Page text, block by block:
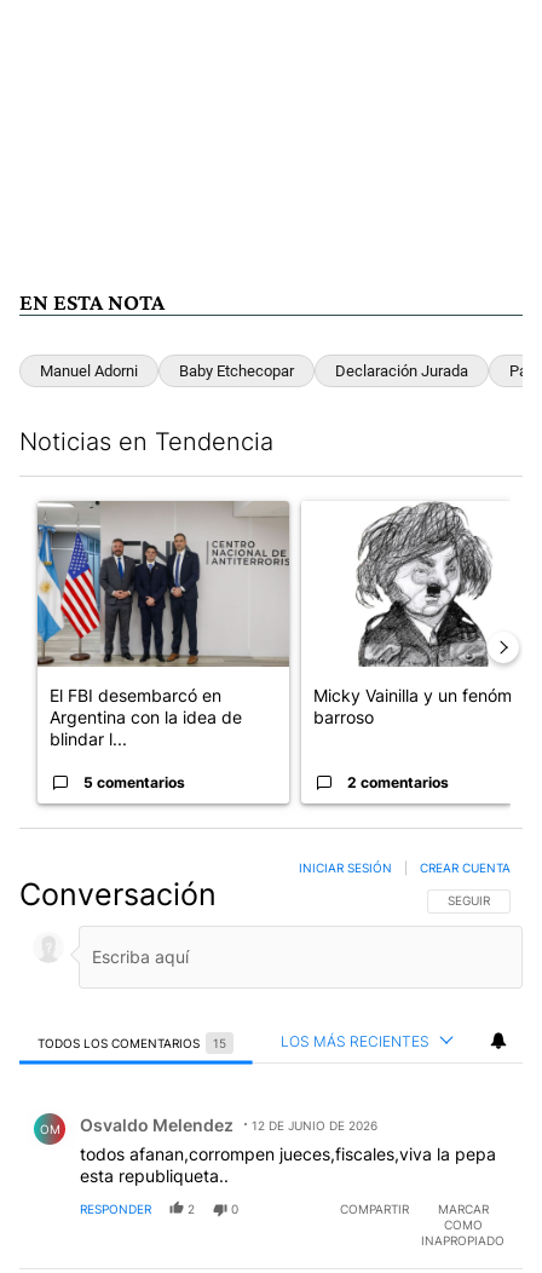
EN ESTA NOTA
Manuel Adorni Baby Etchecopar Declaración Jurada
Noticias en Tendencia
Un artículo de tendencia con el título "El FBI desembarcó en
El FBI desembarcó en
Argentina con la idea de
blindar l...
5 comentarios
Un artículo de tendencia
Micky Vainilla y un fenómeno
barroso
2 comentarios
Conversación SIGA ESTA
SEGUIR
INICIAR SESIÓN CREAR CUENTA
TODOS LOS COMENTARIOS 15 LOS MÁS RECIENTES
OM Osvaldo Melendez 12 DE JUNIO DE 2026
todos afanan,corrompen jueces,fiscales,viva la pepa
esta republiqueta..
RESPONDER 2 0 COMPARTIR
MARCAR
COMO
INAPROPIADO